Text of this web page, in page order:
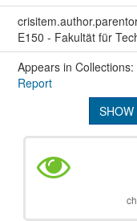
E150 - Fakultät für
Appears in Collections:
Report